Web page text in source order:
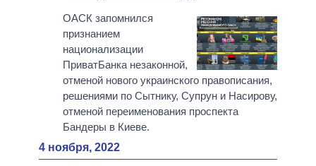
ОАСК запомнился
признанием
национализации
ПриватБанка незаконной,
отменой нового украинского правописания,
решениями по Сытнику, Супрун и Насирову,
отменой переименования проспекта
Бандеры в Киеве.
4 ноября, 2022